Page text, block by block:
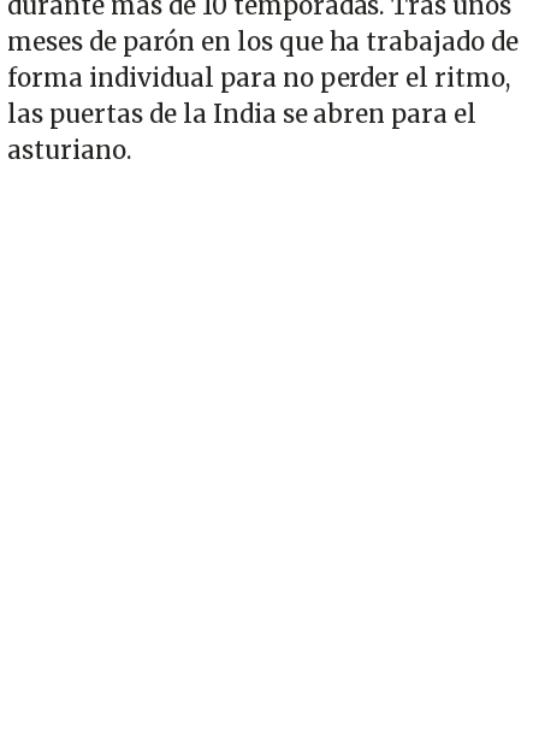
meses de parón en los que ha trabajado de
forma individual para no perder el ritmo,
las puertas de la India se abren para el
asturiano.